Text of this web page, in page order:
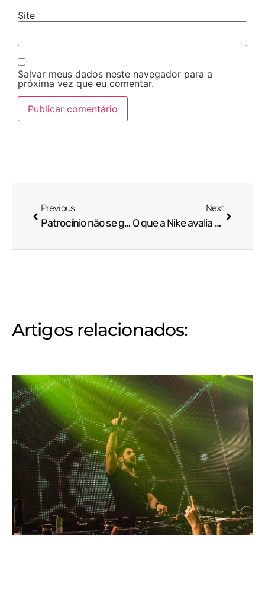
Site
Salvar meus dados neste navegador para a
próxima vez que eu comentar.
Previous
Patrocínio não se ganha, se conquista.
Next
O que a Nike avalia antes de patrocinar um atleta?
Artigos relacionados: